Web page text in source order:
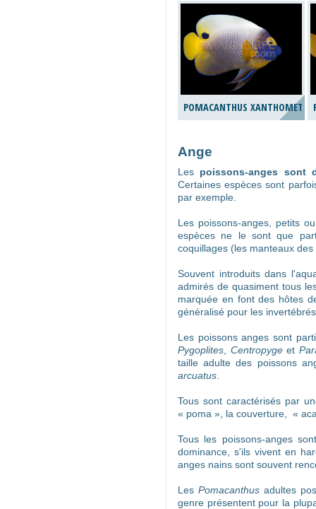
POMACANTHUS
Ange
Les poissons-anges sont
Certaines espèces sont
par exemple.
Les poissons-anges, petits
espèces ne le sont que
coquillages (les manteaux
Souvent introduits dans
admirés de quasiment tous
marquée en font des hôtes
généralisé pour les
Les poissons anges sont
Pygoplites
Centropygeet
taille adulte des poissons
arcuatus
Tous sont caractérisés par
« poma », la couverture, «
Tous les poissons-anges
dominance, s'ils vivent en
anges nains sont souvent
LesPomacanthus adultes
genre présentent pour la